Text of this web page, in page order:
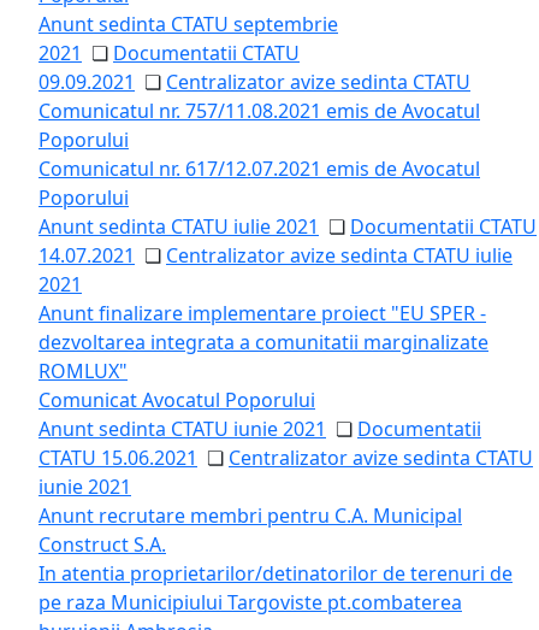
Anunt sedinta CTATU septembrie
2021 ❏ Documentatii CTATU
09.09.2021 ❏ Centralizator avize sedinta CTATU
Comunicatul nr. 757/11.08.2021 emis de Avocatul
Poporului
Comunicatul nr. 617/12.07.2021 emis de Avocatul
Poporului
Anunt sedinta CTATU iulie 2021 ❏ Documentatii CTATU
14.07.2021 ❏ Centralizator avize sedinta CTATU iulie
2021
Anunt finalizare implementare proiect "EU SPER -
dezvoltarea integrata a comunitatii marginalizate
ROMLUX"
Comunicat Avocatul Poporului
Anunt sedinta CTATU iunie 2021 ❏ Documentatii
CTATU 15.06.2021 ❏ Centralizator avize sedinta CTATU
iunie 2021
Anunt recrutare membri pentru C.A. Municipal
Construct S.A.
In atentia proprietarilor/detinatorilor de terenuri de
pe raza Municipiului Targoviste pt.combaterea